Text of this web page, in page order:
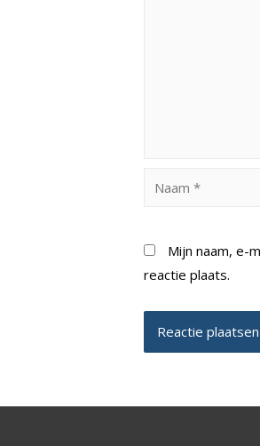
Mijn naam, e-
reactie plaats.